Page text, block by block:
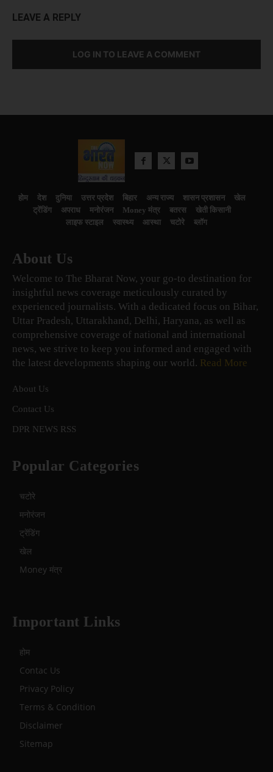
LEAVE A REPLY
LOG IN TO LEAVE A COMMENT
होम देश दुनिया उत्तर प्रदेश बिहार अन्य राज्य शासन प्रशासन
खेल
ट्रेंडिंग
अपराध मनोरंजन Money मंत्र बतरस
खेती किसानी
लाइफ स्टाइल
स्वास्थ्य आस्था चटोरे ब्लॉग
About Us
Welcome to The Bharat Now, your go-to destination for
insightful news coverage meticulously curated by
experienced journalists. With a dedicated focus on Bihar,
Uttar Pradesh, Uttarakhand, Delhi, Haryana, as well as
comprehensive coverage of national and international
news, we strive to keep you informed and engaged with
the latest developments shaping our world. Read More
About Us
Contact Us
DPR NEWS RSS
Popular Categories
चटोरे
मनोरंजन
ट्रेंडिंग
खेल
Money मंत्र
Important Links
होम
Contac Us
Privacy Policy
Terms & Condition
Disclaimer
Sitemap